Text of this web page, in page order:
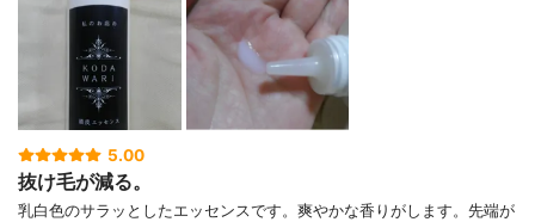
5.00
抜け毛が減る。
乳白色のサラッとしたエッセンスです。爽やかな香りがします。先端が